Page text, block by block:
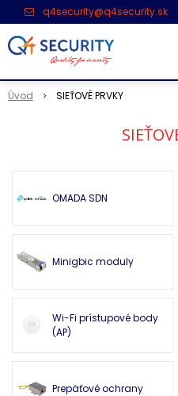
q4security@q4security.sk
Úvod SIEŤOVÉ PRVKY
OMADA SDN
Minigbic moduly
Wi-Fi prístupové body
(AP)
Prepäťové ochrany